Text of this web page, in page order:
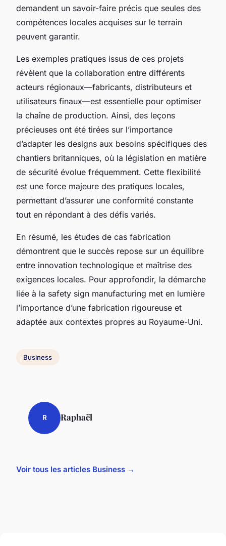
demandent un savoir-faire précis que seules des
compétences locales acquises sur le terrain
peuvent garantir.
Les exemples pratiques issus de ces projets
révèlent que la collaboration entre différents
acteurs régionaux—fabricants, distributeurs et
utilisateurs finaux—est essentielle pour optimiser
la chaîne de production. Ainsi, des leçons
précieuses ont été tirées sur l’importance
d’adapter les designs aux besoins spécifiques des
chantiers britanniques, où la législation en matière
de sécurité évolue fréquemment. Cette flexibilité
est une force majeure des pratiques locales,
permettant d’assurer une conformité constante
tout en répondant à des défis variés.
En résumé, les études de cas fabrication
démontrent que le succès repose sur un équilibre
entre innovation technologique et maîtrise des
exigences locales. Pour approfondir, la démarche
liée à la safety sign manufacturing met en lumière
l’importance d’une fabrication rigoureuse et
adaptée aux contextes propres au Royaume-Uni.
Business
R Raphaël
Voir tous les articles Business →